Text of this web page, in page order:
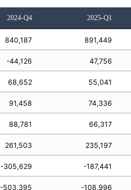
2024-Q4 2025-Q1
840,187 891,449
-44,126 47,756
68,652 55,041
91,458 74,336
88,781 66,317
261,503 235,197
-305,629 -187,441
-503,395 -108,996